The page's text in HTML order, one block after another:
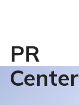
자료실
고객센터
PR
Center